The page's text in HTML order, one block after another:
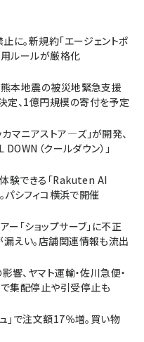
。新規約「エージェントポ
用ルールが厳格化
熊本地震の被災地緊急支援
定、1億円規模の寄付を予定
マニアストア―ズ」が開発、
（クールダウン）」
験できる「Rakuten AI
パシフィコ横浜で開催
ー「ショップサーブ」に不正
えい。店舗関連情報も流出
響、ヤマト運輸・佐川急便・
集配停止や引受停止も
」で注文額17％増。買い物